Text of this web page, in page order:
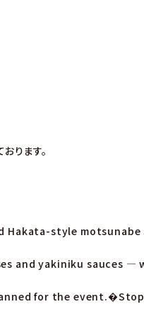
ります。
Hakata-style
and yakiniku sauces —
for the